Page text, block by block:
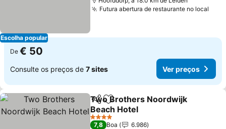
Escolha popular
Futura abertura de restaurante no local
De € 50
Consulte os preços de 7 sites Ver preços
PartilharAdicionar aos favoritos
Two Brothers Noordwijk
Beach Hotel
Ver preços
4 Estrelas
7,8 Boa
6.986